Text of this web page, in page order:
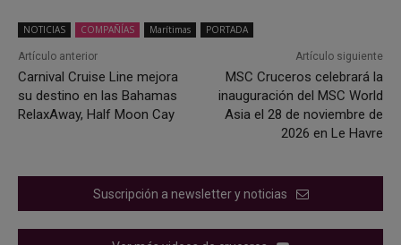
NOTICIAS COMPAÑÍAS Marítimas PORTADA
Artículo anterior
Carnival Cruise Line mejora
su destino en las Bahamas
RelaxAway, Half Moon Cay
Artículo siguiente
MSC Cruceros celebrará la
inauguración del MSC World
Asia el 28 de noviembre de
2026 en Le Havre
Suscripción a newsletter y noticias